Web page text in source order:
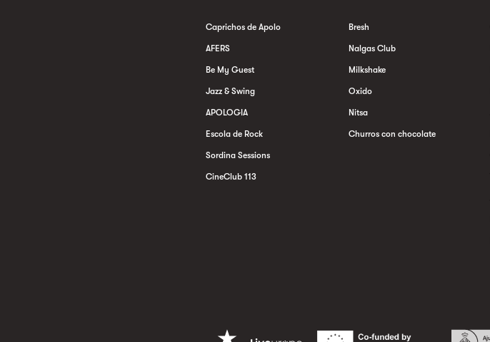
Caprichos de Apolo
AFERS
Be My Guest
Jazz & Swing
APOLOGIA
Escola de Rock
Sordina Sessions
CineClub 113
Bresh
Nalgas Club
Milkshake
Oxido
Nitsa
Churros con chocolate